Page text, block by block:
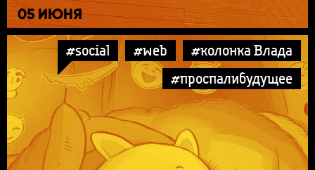
05 ИЮНЯ
#social #web
#колонка Влада
#проспалибудущее